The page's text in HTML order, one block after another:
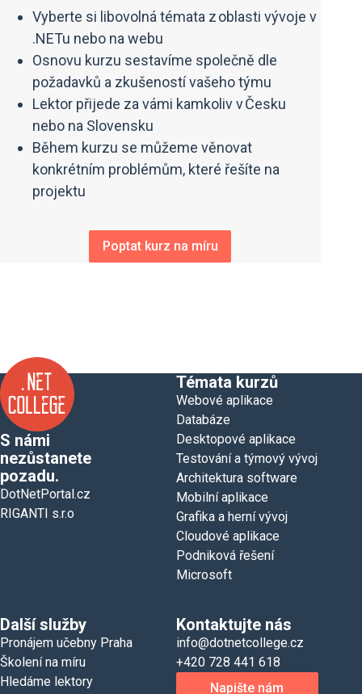
Vyberte si libovolná témata z oblasti vývoje v
.NETu nebo na webu
Osnovu kurzu sestavíme společně dle
požadavků a zkušeností vašeho týmu
Lektor přijede za vámi kamkoliv v Česku
nebo na Slovensku
Během kurzu se můžeme věnovat
konkrétním problémům, které řešíte na
projektu
Poptat kurz na míru
S námi
nezůstanete
pozadu.
DotNetPortal.cz
RIGANTI s.r.o
Témata kurzů
Webové aplikace
Databáze
Desktopové aplikace
Testování a týmový vývoj
Architektura software
Mobilní aplikace
Grafika a herní vývoj
Cloudové aplikace
Podniková řešení
Microsoft
Další služby
Pronájem učebny Praha
Školení na míru
Hledáme lektory
Kontaktujte nás
info@dotnetcollege.cz
+420 728 441 618
Napište nám